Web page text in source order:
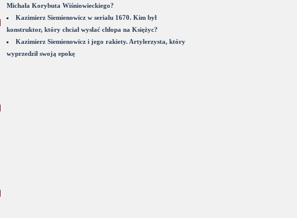
Michała Korybuta Wiśniowieckiego?
Kazimierz Siemienowicz w serialu 1670. Kim był
konstruktor, który chciał wysłać chłopa na Księżyc?
Kazimierz Siemienowicz i jego rakiety. Artylerzysta, który
wyprzedził swoją epokę